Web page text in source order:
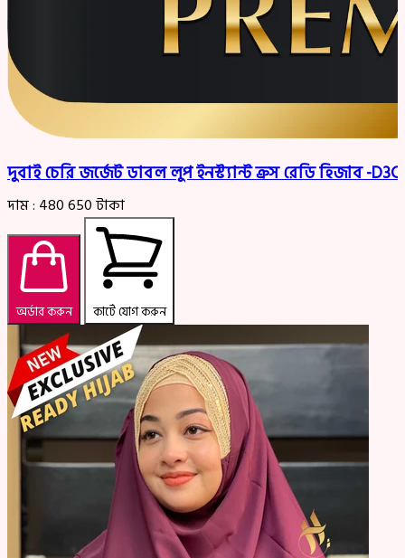
দুবাই চেরি জর্জেট ডাবল লুপ ইনস্ট্যান্ট ক্রস রেডি হিজাব -
দাম : 480650টাকা
অর্ডার করুন কার্টে যোগ করুন